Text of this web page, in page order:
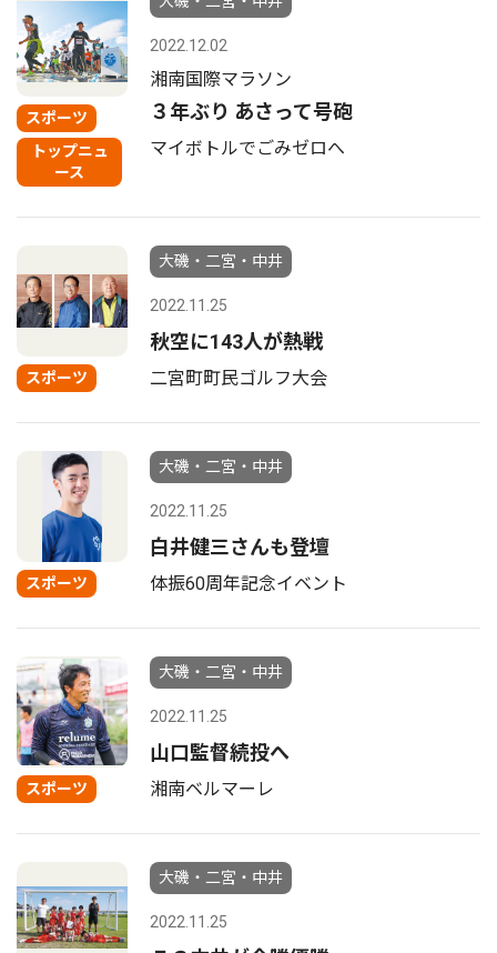
スポーツ
トップニュ
ース
2022.12.02
湘南国際マラソン
３年ぶり あさって号砲
マイボトルでごみゼロへ
スポーツ
大磯・二宮・中井
2022.11.25
秋空に143人が熱戦
二宮町町民ゴルフ大会
スポーツ
大磯・二宮・中井
2022.11.25
白井健三さんも登壇
体振60周年記念イベント
スポーツ
大磯・二宮・中井
2022.11.25
山口監督続投へ
湘南ベルマーレ
大磯・二宮・中井
2022.11.25